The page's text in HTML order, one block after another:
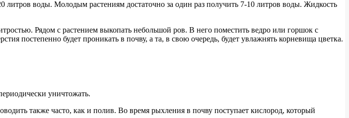
воды. Молодым растениям достаточно за один раз получить 7-10 литров воды. Жидкость
Рядом с растением выкопать небольшой ров. В него поместить ведро или горшок с
постепенно будет проникать в почву, а та, в свою очередь, будет увлажнять корневища цветка.
уничтожать.
также часто, как и полив. Во время рыхления в почву поступает кислород, который